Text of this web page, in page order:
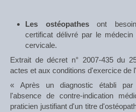
Les ostéopathesont besoin
certificat délivré par le médecin
cervicale.
Extrait de décret n° 2007-435 du
actes et aux conditions d'exercice de
« Après un diagnostic établi par
l'absence de contre-indication
praticien justifiant d'un titre